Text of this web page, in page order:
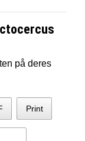
på deres
Print